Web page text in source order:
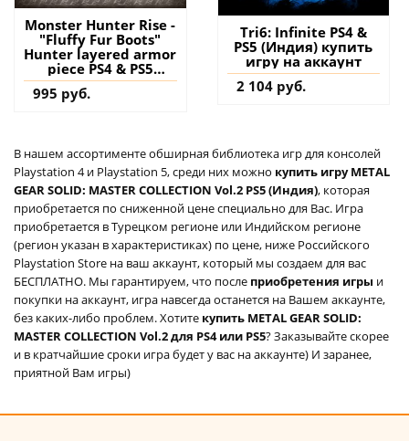
Monster Hunter Rise -
"Fluffy Fur Boots"
Hunter layered armor
piece PS4 & PS5
(Турция) купить
дополнение на
995 руб.
Tri6: Infinite PS4 &
PS5 (Индия) купить
игру на аккаунт
2 104 руб.
В нашем ассортименте обширная библиотека игр для консолей
Playstation 4 и Playstation 5, среди них можно купить игру METAL
GEAR SOLID: MASTER COLLECTION Vol.2 PS5 (Индия), которая
приобретается по сниженной цене специально для Вас. Игра
приобретается в Турецком регионе или Индийском регионе
(регион указан в характеристиках) по цене, ниже Российского
Playstation Store на ваш аккаунт, который мы создаем для вас
БЕСПЛАТНО. Мы гарантируем, что после приобретения игры и
покупки на аккаунт, игра навсегда останется на Вашем аккаунте,
без каких-либо проблем. Хотите купить METAL GEAR SOLID:
MASTER COLLECTION Vol.2 для PS4 или PS5? Заказывайте скорее
и в кратчайшие сроки игра будет у вас на аккаунте) И заранее,
приятной Вам игры)